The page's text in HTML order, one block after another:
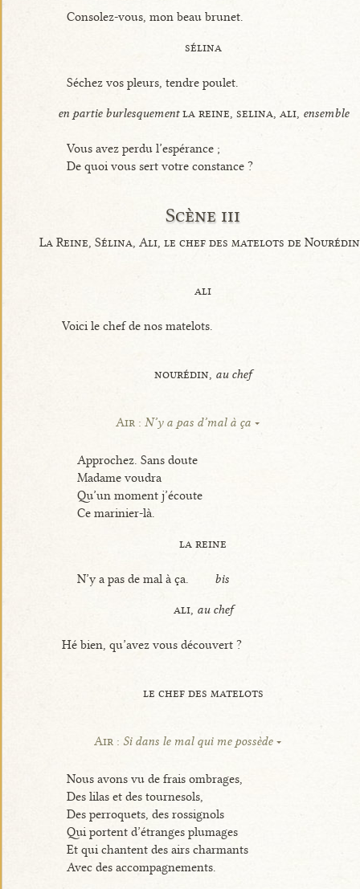
Consolez-vous, mon beau brunet.
sélina
Séchez vos pleurs, tendre poulet.
en partie burlesquementla reine, selina, ali, ensemble
Vous avez perdu l’espérance ;
De quoi vous sert votre constance ?
Scène iii
La Reine, Sélina, Ali, le chef des matelots de Nourédin
ali
Voici le chef de nos matelots.
nourédin, au chef
Air : N’y a pas d’mal à ça
Approchez. Sans doute
Madame voudra
Qu’un moment j’écoute
Ce marinier-là.
la reine
N’y a pas de mal à ça. bis
ali, au chef
Hé bien, qu’avez vous découvert ?
le chef des matelots
Air : Si dans le mal qui me possède
Nous avons vu de frais ombrages,
Des lilas et des tournesols,
Des perroquets, des rossignols
Qui portent d’étranges plumages
Et qui chantent des airs charmants
Avec des accompagnements.